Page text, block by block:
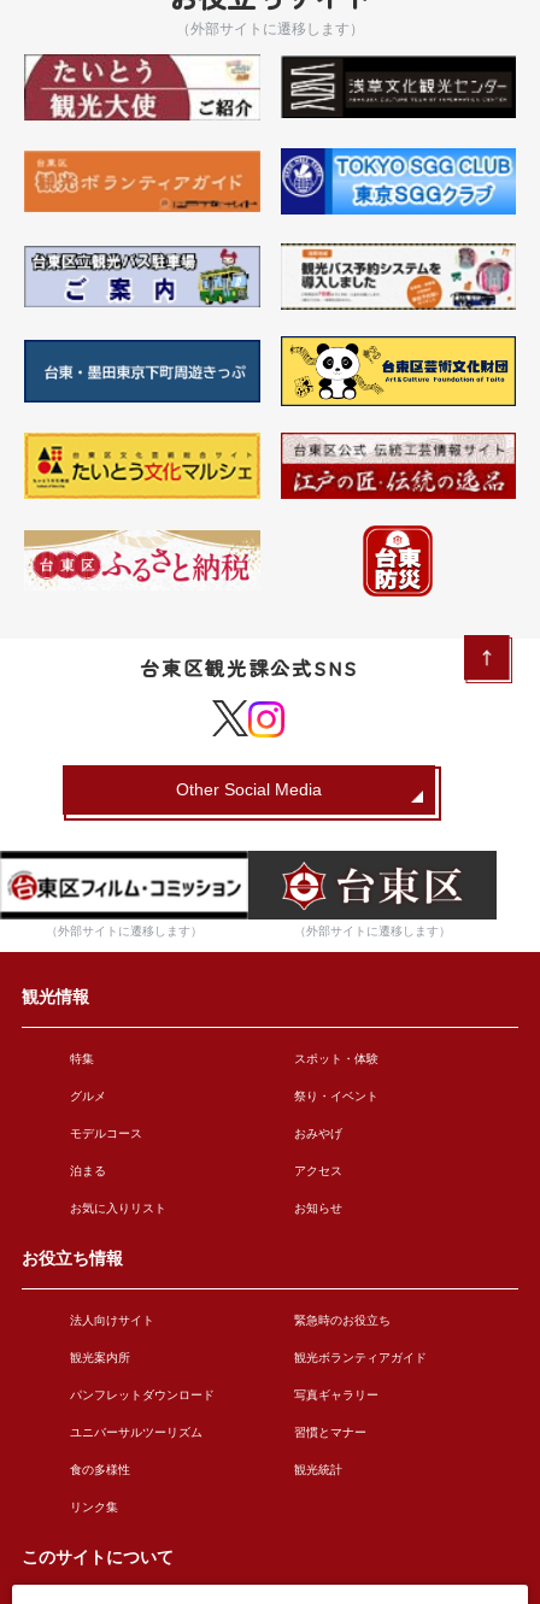
（外部サイトに遷移します）
台東区観光課公式SNS
Other Social Media
（外部サイトに遷移します） （外部サイトに遷移します）
観光情報
特集 スポット・体験
グルメ 祭り・イベント
モデルコース おみやげ
泊まる アクセス
お気に入りリスト お知らせ
お役立ち情報
法人向けサイト 緊急時のお役立ち
観光案内所 観光ボランティアガイド
パンフレットダウンロード 写真ギャラリー
ユニバーサルツーリズム 習慣とマナー
食の多様性 観光統計
リンク集
このサイトについて